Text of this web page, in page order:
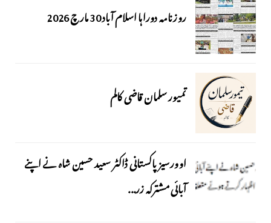
روزنامہ دوراہا اسلام آباد 30 مارچ 2026
تمیور سلمان قاضی کالم
اوورسیز پاکستانی ڈاکٹر سعید حسین شاہ نے اپنے
آبائی مشترکہ زر...